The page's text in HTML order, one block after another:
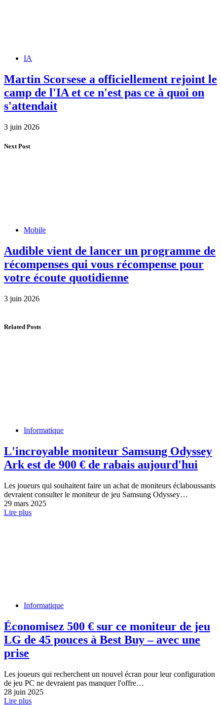
IA
Martin Scorsese a officiellement rejoint le
camp de l'IA et ce n'est pas ce à quoi on
s'attendait
3 juin 2026
Next Post
Mobile
Audible vient de lancer un programme de
récompenses qui vous récompense pour
votre écoute quotidienne
3 juin 2026
Related Posts
Informatique
L'incroyable moniteur Samsung Odyssey
Ark est de 900 € de rabais aujourd'hui
Les joueurs qui souhaitent faire un achat de moniteurs éclaboussants
devraient consulter le moniteur de jeu Samsung Odyssey…
29 mars 2025
Lire plus
Informatique
Économisez 500 € sur ce moniteur de jeu
LG de 45 pouces à Best Buy – avec une
prise
Les joueurs qui recherchent un nouvel écran pour leur configuration
de jeu PC ne devraient pas manquer l'offre…
28 juin 2025
Lire plus